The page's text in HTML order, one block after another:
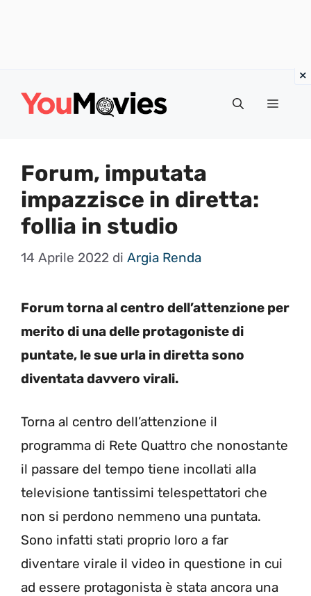
Menu
Forum, imputata
impazzisce in diretta:
follia in studio
14 Aprile 2022 di Argia Renda
Forum torna al centro dell’attenzione per
merito di una delle protagoniste di
puntate, le sue urla in diretta sono
diventata davvero virali.
Torna al centro dell’attenzione il
programma di Rete Quattro che nonostante
il passare del tempo tiene incollati alla
televisione tantissimi telespettatori che
non si perdono nemmeno una puntata.
Sono infatti stati proprio loro a far
diventare virale il video in questione in cui
ad essere protagonista è stata ancora una